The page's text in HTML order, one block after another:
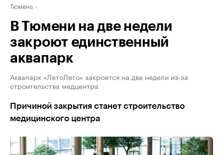
Тюмень
В Тюмени на две недели
закроют единственный
аквапарк
Аквапарк «ЛетоЛето» закроется на две недели из-за
строительства медцентра
Причиной закрытия станет строительство
медицинского центра